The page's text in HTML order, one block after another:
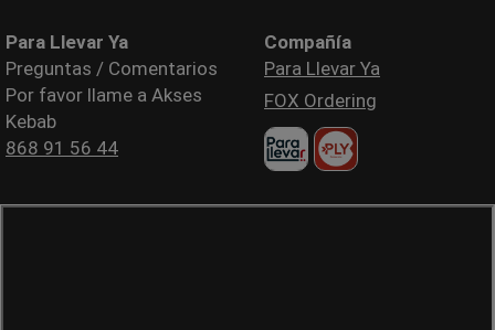
Para Llevar Ya
Preguntas / Comentarios
Por favor llame a Akses
Kebab
868 91 56 44
Compañía
Para Llevar Ya
FOX Ordering